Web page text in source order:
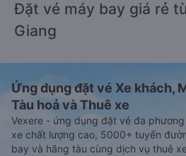
Đặt vé máy bay giá rẻ
Giang
Ứng dụng đặt vé Xe khách,
Tàu hoả và Thuê xe
Vexere - ứng dụng đặt vé đa
xe chất lượng cao, 5000+ tuyến
bay và hãng tàu cùng dịch vụ thuê